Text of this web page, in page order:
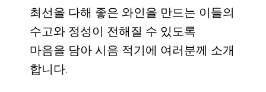
최선을 다해 좋은 와인을 만드는 이들의
수고와 정성이 전해질 수 있도록
마음을 담아 시음 적기에 여러분께 소개
합니다.